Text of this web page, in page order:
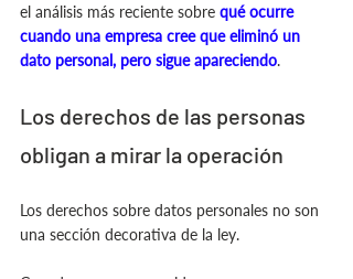
el análisis más reciente sobre qué ocurre
cuando una empresa cree que eliminó un
dato personal, pero sigue apareciendo.
Los derechos de las personas
obligan a mirar la operación
Los derechos sobre datos personales no son
una sección decorativa de la ley.